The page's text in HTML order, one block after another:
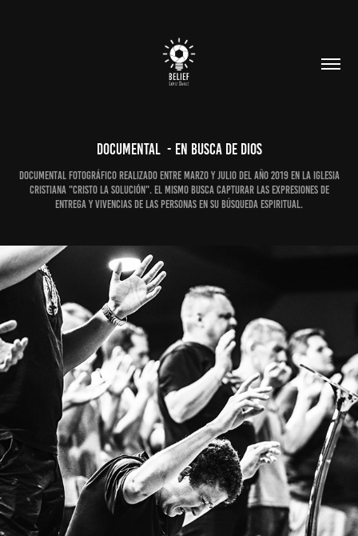
Documental  - En busca de Dios
Documental fotográfico realizado entre marzo y julio del año 2019 en la iglesia
cristiana "Cristo la Solución". El mismo busca capturar las expresiones de
entrega y vivencias de las personas en su búsqueda espiritual.